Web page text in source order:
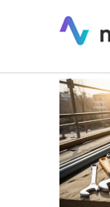
Logo